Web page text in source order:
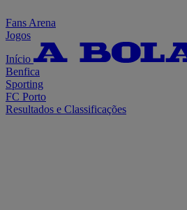
Fans Arena
Jogos
Início
Benfica
Sporting
FC Porto
Resultados e Classificações